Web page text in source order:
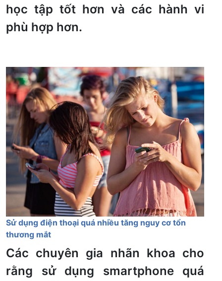
học tập tốt hơn và các hành vi
phù hợp hơn.
Sử dụng điện thoại quá nhiều tăng nguy cơ tổn
thương mắt
Các chuyên gia nhãn khoa cho
rằng sử dụng smartphone quá